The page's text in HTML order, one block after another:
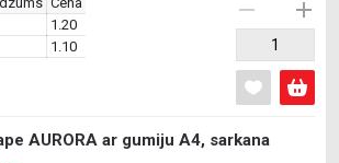
1.20
1.10
AURORA ar gumiju A4, sarkana